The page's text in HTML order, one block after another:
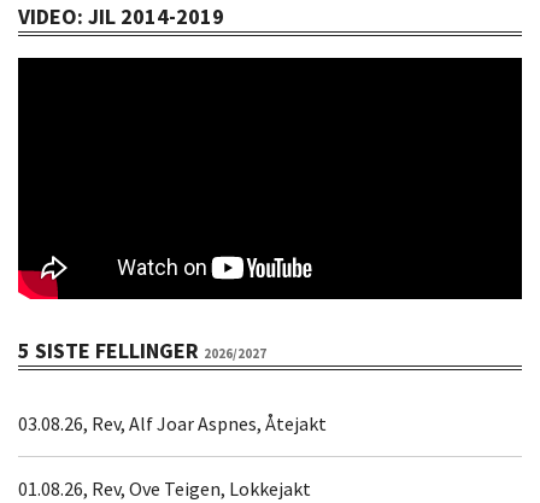
VIDEO: JIL 2014-2019
5 SISTE FELLINGER 2026/2027
03.08.26, Rev, Alf Joar Aspnes, Åtejakt
01.08.26, Rev, Ove Teigen, Lokkejakt